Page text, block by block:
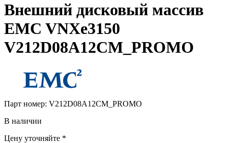
Внешний дисковый массив
EMC VNXe3150
V212D08A12CM_PROMO
Парт номер: V212D08A12CM_PROMO
В наличии
Цену уточняйте *